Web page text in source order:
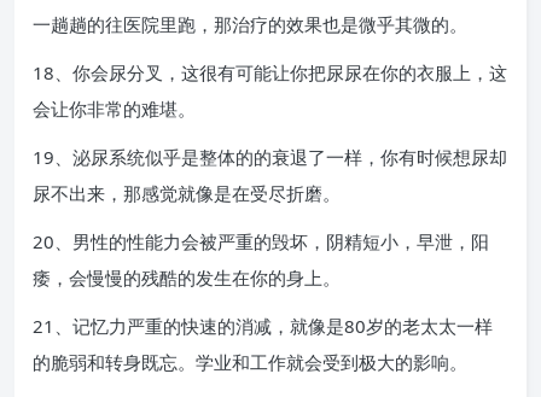
一趟趟的往医院里跑，那治疗的效果也是微乎其微的。
18、你会尿分叉，这很有可能让你把尿尿在你的衣服上，这
会让你非常的难堪。
19、泌尿系统似乎是整体的的衰退了一样，你有时候想尿却
尿不出来，那感觉就像是在受尽折磨。
20、男性的性能力会被严重的毁坏，阴精短小，早泄，阳
痿，会慢慢的残酷的发生在你的身上。
21、记忆力严重的快速的消减，就像是80岁的老太太一样
的脆弱和转身既忘。学业和工作就会受到极大的影响。